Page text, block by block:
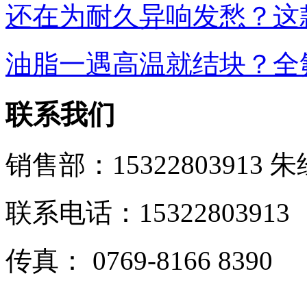
还在为耐久异响发愁？
油脂一遇高温就结块？
联系我们
销售部：15322803913 朱
联系电话：15322803913
传真： 0769-8166 8390